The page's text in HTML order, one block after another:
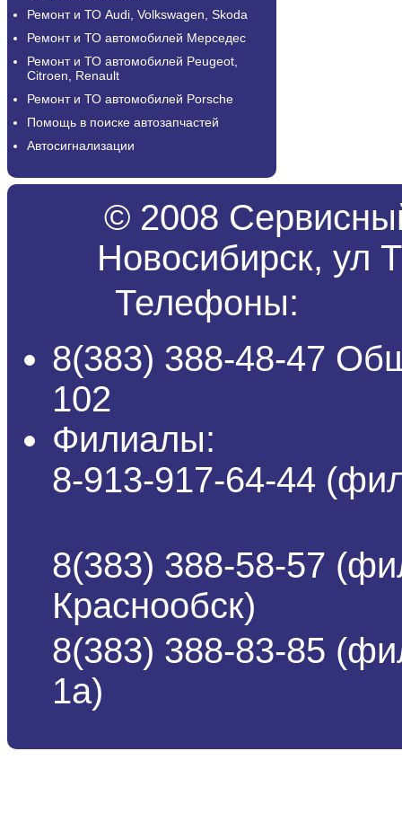
Ремонт и ТО Audi, Volkswagen, Skoda
Ремонт и ТО автомобилей Мерседес
Ремонт и ТО автомобилей Peugeot,
Citroen, Renault
Ремонт и ТО автомобилей Porsche
Помощь в поиске автозапчастей
Автосигнализации
© 2008
Новосибирск, ул
Телефоны:
8(383) 388-48-47
102
Филиалы:
8-913-917-64-44
8(383) 388-58-57
Краснообск)
8(383) 388-83-85
1а)